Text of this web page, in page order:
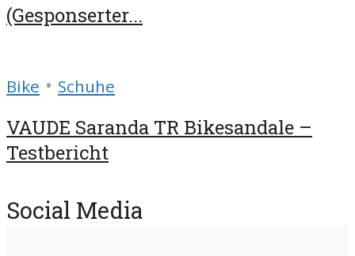
(Gesponserter...
Bike • Schuhe
VAUDE Saranda TR Bikesandale –
Testbericht
Social Media